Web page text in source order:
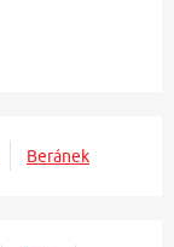
Beránek